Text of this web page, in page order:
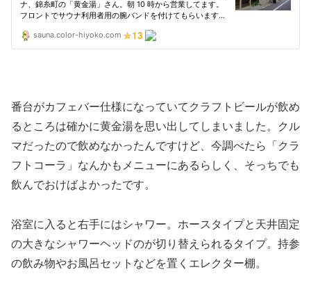
番台がカフェバー仕様になっていてクラフトビールが飲め
るところは確かに黄金湯を思い出してしまいました。クル
マだったので飲めなかったんですけど、今調べたら「クラ
フトコーラ」なんかもメニューにあるらしく、そっちでも
飲んでおけばよかったです。
浴室に入ると右手にはシャワー。ホースタイプと天井固定
の大きなシャワーヘッドのが切り替えられるタイプ。持参
の飲み物やお風呂セットなどを置くエレクター棚。